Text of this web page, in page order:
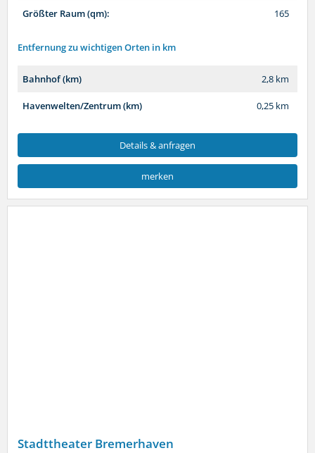
Größter Raum (qm): 165
Entfernung zu wichtigen Orten in km
Bahnhof (km) 2,8 km
Havenwelten/Zentrum (km) 0,25 km
Details & anfragen
merken
Stadttheater Bremerhaven